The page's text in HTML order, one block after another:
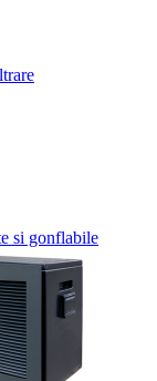
si gonflabile